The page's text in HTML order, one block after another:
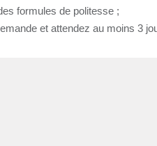
formules de politesse ;
et attendez au moins 3